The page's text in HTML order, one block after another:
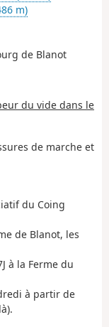
m)
de Blanot
du vide dans le
de marche et
du Coing
de Blanot, les
à la Ferme du
à partir de